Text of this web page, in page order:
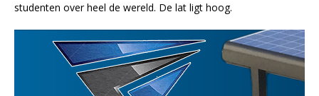
studenten over heel de wereld. De lat ligt hoog.